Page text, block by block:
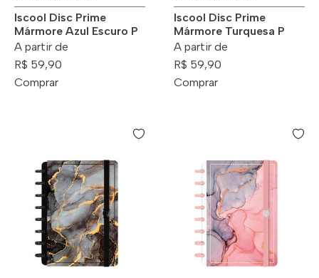
Iscool Disc Prime
Mármore Azul Escuro P
A partir de
R$ 59,90
Comprar
Iscool Disc Prime
Mármore Turquesa P
A partir de
R$ 59,90
Comprar